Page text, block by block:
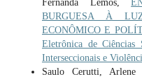
Fernanda Lemos,
BURGUESA À
ECONÔMICO E
Eletrônica de
Interseccionais e
Saulo Cerutti,